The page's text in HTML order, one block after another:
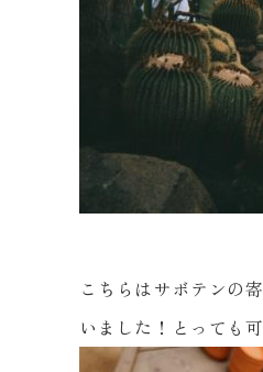
こちらはサボテンの
いました！とっても